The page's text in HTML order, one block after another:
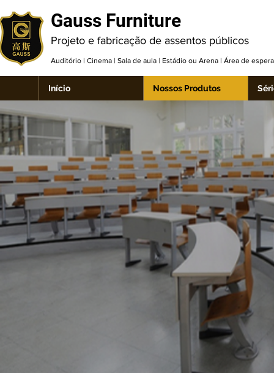
Gauss Furniture
Projeto e fabricação de assentos públicos
Auditório | Cinema | Sala de aula | Estádio ou Arena | Área de
Início Nossos Produtos